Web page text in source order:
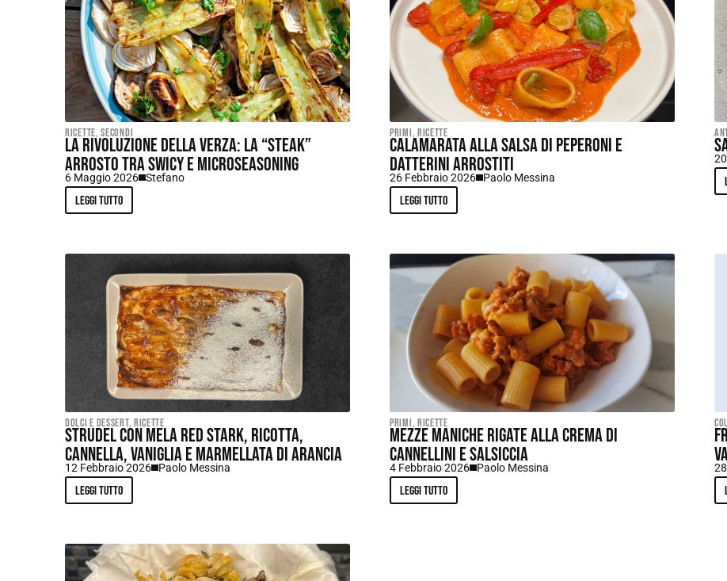
Ricette,Secondi
La rivoluzione della verza: la “steak”
arrosto tra swicy e microseasoning
6 Maggio 2026 Stefano
Leggi tutto
Primi, Ricette
Calamarata alla salsa di peperoni e
datterini arrostiti
26 Febbraio 2026 Paolo Messina
Leggi tutto
Dolci e dessert, Ricette
Strudel con mela Red Stark, ricotta,
cannella, vaniglia e marmellata di arancia
12 Febbraio 2026 Paolo Messina
Leggi tutto
Primi, Ricette
Mezze maniche rigate alla crema di
cannellini e salsiccia
4 Febbraio 2026 Paolo Messina
Leggi tutto